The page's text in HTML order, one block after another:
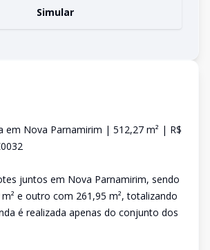
Simular
em Nova Parnamirim | 512,27 m² | R$
juntos em Nova Parnamirim, sendo
e outro com 261,95 m², totalizando
é realizada apenas do conjunto dos